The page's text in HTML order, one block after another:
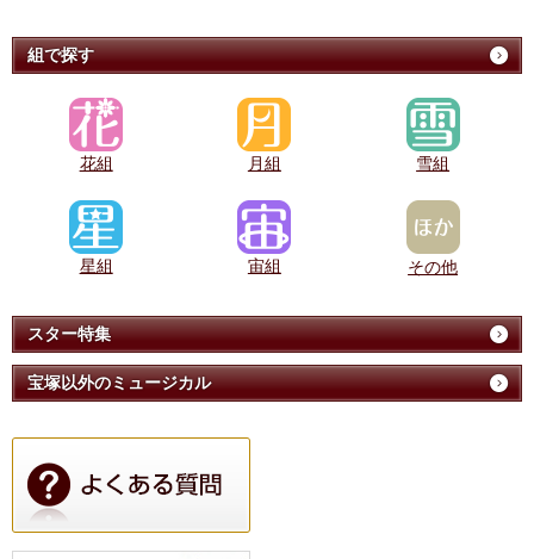
組で探す
花組 月組 雪組
星組 宙組 その他
スター特集
宝塚以外のミュージカル